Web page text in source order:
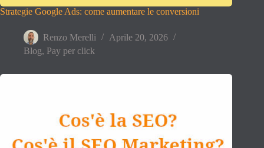
Strategie Google Ads: come aumentare le conversioni
Renzo Merelli
Aprile 20, 2026
Blog, Pay per click